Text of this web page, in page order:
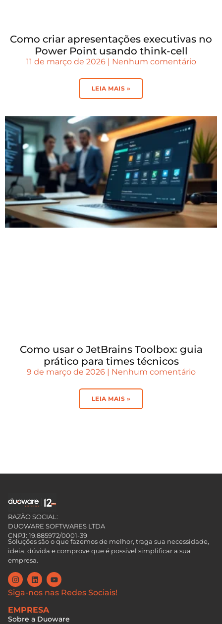
Como criar apresentações executivas no
Power Point usando think-cell
11 de março de 2026 Nenhum comentário
LEIA MAIS »
Como usar o JetBrains Toolbox: guia
prático para times técnicos
9 de março de 2026 Nenhum comentário
LEIA MAIS »
RAZÃO SOCIAL:
DUOWARE SOFTWARES LTDA
CNPJ: 19.885972/0001-39
Soluções são o que fazemos de melhor, traga sua necessidade,
ideia, dúvida e comprove que é possível simplificar a sua
empresa.
Siga-nos nas Redes Sociais!
EMPRESA
Sobre a Duoware